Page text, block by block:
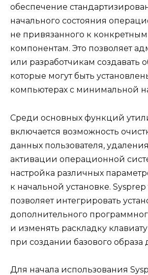
обеспечение
начального состояния
не привязанного к
компонентам. Это позволяет
или разработчикам создавать
которые могут быть
компьютерах с минимальной
Среди основных функций
включается возможность
данных пользователя,
активации операционной
настройка различных
к начальной установке. Sysprep
позволяет интегрировать
дополнительного
и изменять раскладку
при создании базового образа
Для начала использования